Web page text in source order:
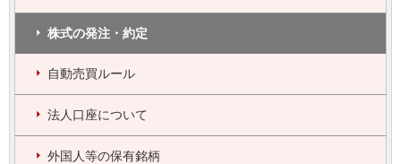
株式の発注・約定
自動売買ルール
法人口座について
外国人等の保有銘柄